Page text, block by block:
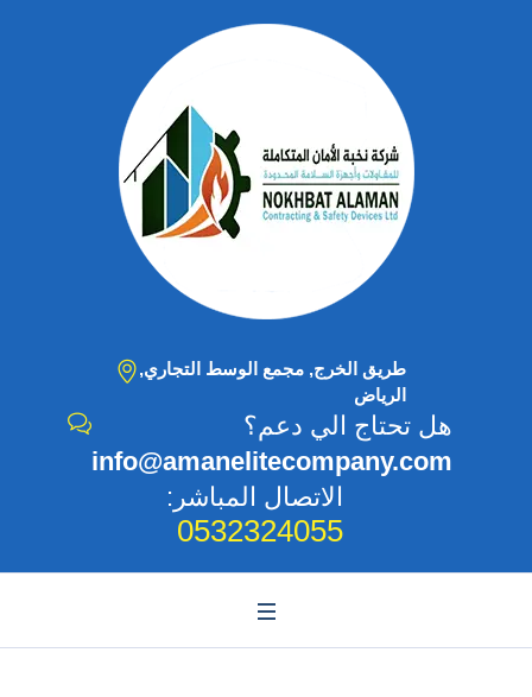
طريق الخرج, مجمع الوسط التجاري,
الرياض
هل تحتاج الي دعم؟
info@amanelitecompany.com
الاتصال المباشر:
0532324055